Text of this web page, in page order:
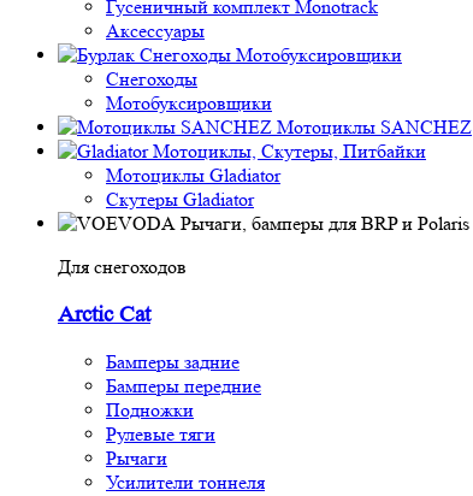
Гусеничный комплект Monotrack
Аксессуары
Снегоходы Мотобуксировщики
Снегоходы
Мотобуксировщики
Мотоциклы SANCHEZ
Мотоциклы, Скутеры, Питбайки
Мотоциклы Gladiator
Скутеры Gladiator
Рычаги, бамперы для BRP и Polaris
Для снегоходов
Arctic Cat
Бамперы задние
Бамперы передние
Подножки
Рулевые тяги
Рычаги
Усилители тоннеля